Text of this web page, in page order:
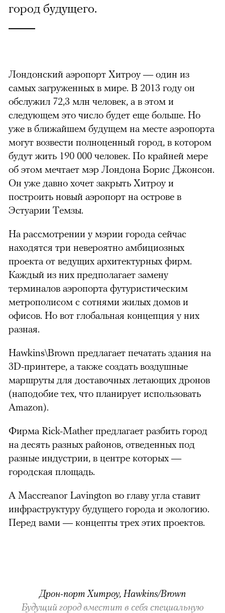
город будущего.
Лондонский аэропорт Хитроу — один из
самых загруженных в мире. В 2013 году он
обслужил 72,3 млн человек, а в этом и
следующем это число будет еще больше. Но
уже в ближайшем будущем на месте аэропорта
могут возвести полноценный город, в котором
будут жить 190 000 человек. По крайней мере
об этом мечтает мэр Лондона Борис Джонсон.
Он уже давно хочет закрыть Хитроу и
построить новый аэропорт на острове в
Эстуарии Темзы.
На рассмотрении у мэрии города сейчас
находятся три невероятно амбициозных
проекта от ведущих архитектурных фирм.
Каждый из них предполагает замену
терминалов аэропорта футуристическим
метрополисом с сотнями жилых домов и
офисов. Но вот глобальная концепция у них
разная.
Hawkins\Brown предлагает печатать здания на
3D-принтере, а также создать воздушные
маршруты для доставочных летающих дронов
(наподобие тех, что планирует использовать
Amazon).
Фирма Rick-Mather предлагает разбить город
на десять разных районов, отведенных под
разные индустрии, в центре которых —
городская площадь.
А Maccreanor Lavington во главу угла ставит
инфраструктуру будущего города и экологию.
Перед вами — концепты трех этих проектов.
Дрон-порт Хитроу, Hawkins/Brown
Будущий город вместит в себя специальную